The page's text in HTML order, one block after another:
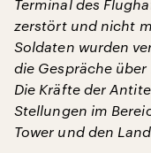
Terminal des
zerstört und nicht
Soldaten wurden
die Gespräche
Die Kräfte der
Stellungen im
Tower und den